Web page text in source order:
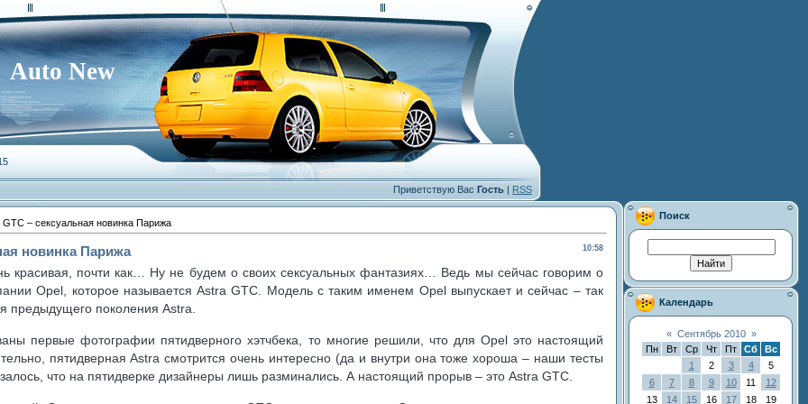
Auto New
Приветствую Вас Гость | RSS
– сексуальная новинка Парижа
10:58
новинка Парижа
красивая, почти как… Ну не будем о своих сексуальных фантазиях… Ведь мы сейчас говорим о
Opel, которое называется Astra GTC. Модель с таким именем Opel выпускает и сейчас – так
предыдущего поколения Astra.
первые фотографии пятидверного хэтчбека, то многие решили, что для Opel это настоящий
пятидверная Astra смотрится очень интересно (да и внутри она тоже хороша – наши тесты
что на пятидверке дизайнеры лишь разминались. А настоящий прорыв – это Astra GTC.
Поиск
Календарь
« Сентябрь 2010 »
Пн
Вт Ср Чт Пт Сб
Вс
1
2 3 4
5
6
7 8 9 10 11
12
13
14 15 16 17 18 19